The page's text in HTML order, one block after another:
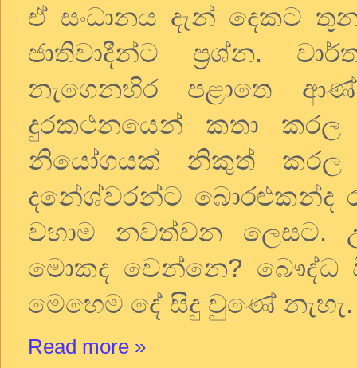
ඒ සංධානය දැන් දෙකට
ජාතිවාදීන්ට
ප්‍රශ්න.
නැගෙනහිර
පළාතෙ
දුරකථනයෙන්
කතා
කරල
නියෝගයක්
නිකුත්
කරල
දනේශ්වරන්ට බොරළුකන්ද
වහාම
නවත්වන ලෙසට.
මොකද වෙන්නෙ? බෞද්ධ
මෙහෙම දේ සිදු වුණේ නැහැ.
Read more »